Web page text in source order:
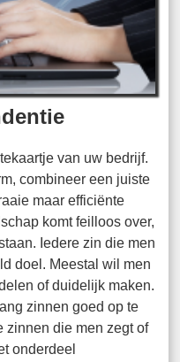
van uw bedrijf.
combineer een juiste
maar efficiënte
komt feilloos over,
Iedere zin die men
doel. Meestal wil men
of duidelijk maken.
zinnen goed op te
zinnen die men zegt of
onderdeel